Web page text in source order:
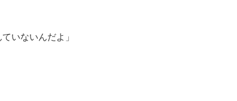
いないんだよ」